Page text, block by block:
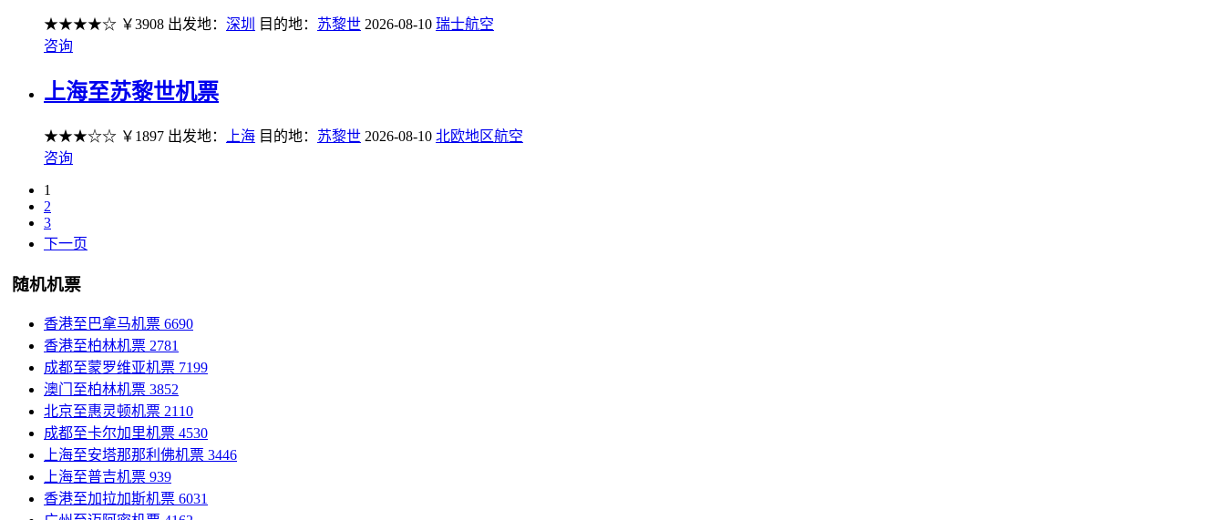
★★★★☆ ￥3908 出发地： 深圳 目的地： 苏黎世 2026-08-10 瑞士航空
咨询
上海至苏黎世机票
★★★☆☆ ￥1897 出发地： 上海 目的地： 苏黎世 2026-08-10 北欧地区航空
咨询
1
2
3
下一页
随机机票
香港至巴拿马机票 6690
香港至柏林机票 2781
成都至蒙罗维亚机票 7199
澳门至柏林机票 3852
北京至惠灵顿机票 2110
成都至卡尔加里机票 4530
上海至安塔那那利佛机票 3446
上海至普吉机票 939
香港至加拉加斯机票 6031